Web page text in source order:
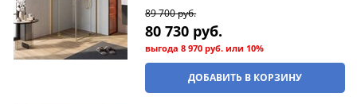
Распашная
89 700 руб.
80 730 руб.
выгода8 970 руб. или 10%
ДОБАВИТЬ В КОРЗИНУ